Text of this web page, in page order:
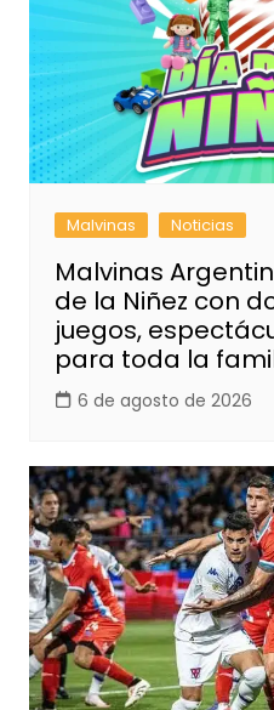
Malvinas Noticias
Malvinas
de la Niñez con
juegos,
para toda la
6 de agosto de 2026